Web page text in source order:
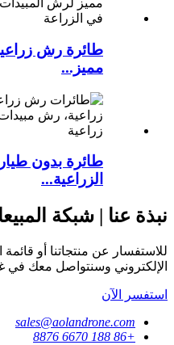
طائرة رش
مميز...
طائرة بدون
الزراعية...
نبذة عنا | شبكة
للاستفسار عن منتجاتنا أو
الإلكتروني وسنتواصل معك في غضون
استفسر الآن
sales@aolandrone.com
+86 188 6670 8876